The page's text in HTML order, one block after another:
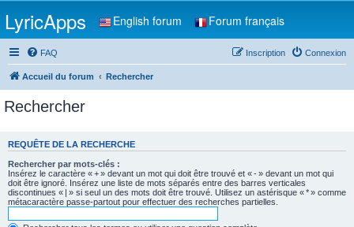
LyricApps English forum Forum français
FAQ Connexion
Inscription
Accueil du forum Rechercher
Rechercher
REQUÊTE DE LA RECHERCHE
Rechercher par mots-clés :
Insérez le caractère « + » devant un mot qui doit être trouvé et « - » devant un mot qui
doit être ignoré. Insérez une liste de mots séparés entre des barres verticales
discontinues « | » si seul un des mots doit être trouvé. Utilisez un astérisque « * » comme
métacaractère passe-partout pour effectuer des recherches partielles.